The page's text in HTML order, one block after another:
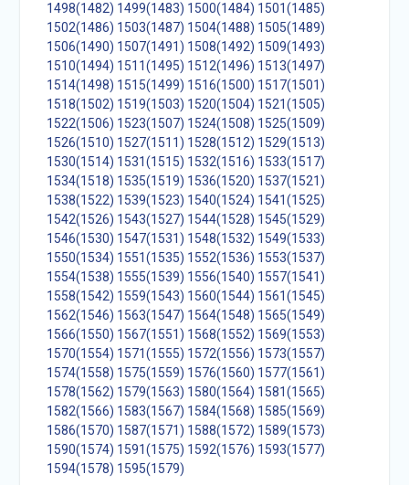
1498(1482) 1499(1483) 1500(1484) 1501(1485)
1502(1486) 1503(1487) 1504(1488) 1505(1489)
1506(1490) 1507(1491) 1508(1492) 1509(1493)
1510(1494) 1511(1495) 1512(1496) 1513(1497)
1514(1498) 1515(1499) 1516(1500) 1517(1501)
1518(1502) 1519(1503) 1520(1504) 1521(1505)
1522(1506) 1523(1507) 1524(1508) 1525(1509)
1526(1510) 1527(1511) 1528(1512) 1529(1513)
1530(1514) 1531(1515) 1532(1516) 1533(1517)
1534(1518) 1535(1519) 1536(1520) 1537(1521)
1538(1522) 1539(1523) 1540(1524) 1541(1525)
1542(1526) 1543(1527) 1544(1528) 1545(1529)
1546(1530) 1547(1531) 1548(1532) 1549(1533)
1550(1534) 1551(1535) 1552(1536) 1553(1537)
1554(1538) 1555(1539) 1556(1540) 1557(1541)
1558(1542) 1559(1543) 1560(1544) 1561(1545)
1562(1546) 1563(1547) 1564(1548) 1565(1549)
1566(1550) 1567(1551) 1568(1552) 1569(1553)
1570(1554) 1571(1555) 1572(1556) 1573(1557)
1574(1558) 1575(1559) 1576(1560) 1577(1561)
1578(1562) 1579(1563) 1580(1564) 1581(1565)
1582(1566) 1583(1567) 1584(1568) 1585(1569)
1586(1570) 1587(1571) 1588(1572) 1589(1573)
1590(1574) 1591(1575) 1592(1576) 1593(1577)
1594(1578) 1595(1579)